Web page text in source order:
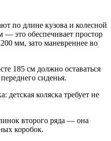
по длине кузова и колесной
— это обеспечивает простор
мм, зато маневреннее во
185 см должно оставаться
сиденья.
детская коляска требует не
второго ряда — она
коробок.